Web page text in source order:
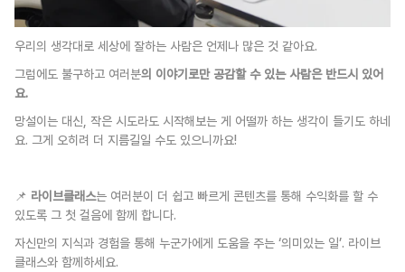
우리의 생각대로 세상에 잘하는 사람은 언제나 많은 것 같아요.
그럼에도 불구하고 여러분의 이야기로만 공감할 수 있는 사람은 반드시 있어
요.
망설이는 대신, 작은 시도라도 시작해보는 게 어떨까 하는 생각이 들기도 하네
요. 그게 오히려 더 지름길일 수도 있으니까요!
📌 라이브클래스는 여러분이 더 쉽고 빠르게 콘텐츠를 통해 수익화를 할 수
있도록 그 첫 걸음에 함께 합니다.
자신만의 지식과 경험을 통해 누군가에게 도움을 주는 ‘의미있는 일’. 라이브
클래스와 함께하세요.